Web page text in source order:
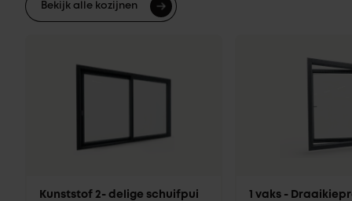
Bekijk alle kozijnen
Kunststof 2- delige schuifpui 1 vaks -